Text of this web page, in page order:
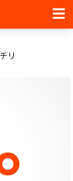
リ